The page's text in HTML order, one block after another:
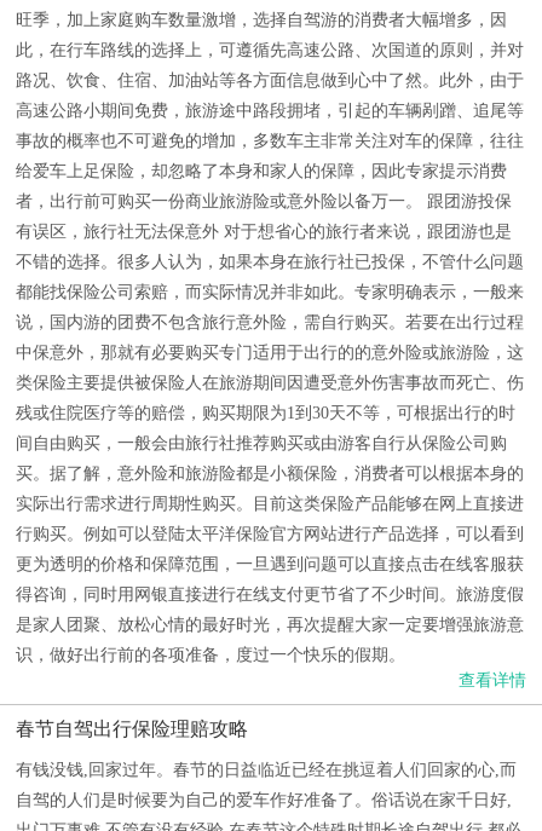
旺季，加上家庭购车数量激增，选择自驾游的消费者大幅增多，因
此，在行车路线的选择上，可遵循先高速公路、次国道的原则，并对
路况、饮食、住宿、加油站等各方面信息做到心中了然。此外，由于
高速公路小期间免费，旅游途中路段拥堵，引起的车辆剐蹭、追尾等
事故的概率也不可避免的增加，多数车主非常关注对车的保障，往往
给爱车上足保险，却忽略了本身和家人的保障，因此专家提示消费
者，出行前可购买一份商业旅游险或意外险以备万一。 跟团游投保
有误区，旅行社无法保意外 对于想省心的旅行者来说，跟团游也是
不错的选择。很多人认为，如果本身在旅行社已投保，不管什么问题
都能找保险公司索赔，而实际情况并非如此。专家明确表示，一般来
说，国内游的团费不包含旅行意外险，需自行购买。若要在出行过程
中保意外，那就有必要购买专门适用于出行的的意外险或旅游险，这
类保险主要提供被保险人在旅游期间因遭受意外伤害事故而死亡、伤
残或住院医疗等的赔偿，购买期限为1到30天不等，可根据出行的时
间自由购买，一般会由旅行社推荐购买或由游客自行从保险公司购
买。据了解，意外险和旅游险都是小额保险，消费者可以根据本身的
实际出行需求进行周期性购买。目前这类保险产品能够在网上直接进
行购买。例如可以登陆太平洋保险官方网站进行产品选择，可以看到
更为透明的价格和保障范围，一旦遇到问题可以直接点击在线客服获
得咨询，同时用网银直接进行在线支付更节省了不少时间。旅游度假
是家人团聚、放松心情的最好时光，再次提醒大家一定要增强旅游意
识，做好出行前的各项准备，度过一个快乐的假期。
查看详情
春节自驾出行保险理赔攻略
有钱没钱,回家过年。春节的日益临近已经在挑逗着人们回家的心,而
自驾的人们是时候要为自己的爱车作好准备了。俗话说在家千日好,